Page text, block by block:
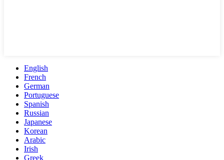
English
French
German
Portuguese
Spanish
Russian
Japanese
Korean
Arabic
Irish
Greek